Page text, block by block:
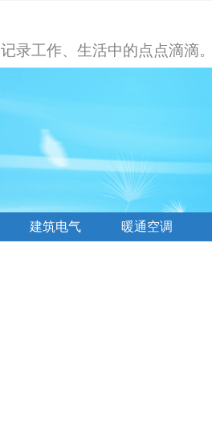
记录工作、生活中的点点滴滴
建筑电气 暖通空调